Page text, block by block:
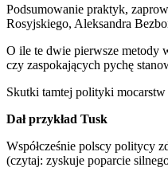
Podsumowanie praktyk,
Rosyjskiego, Aleksandra
O ile te dwie pierwsze metody
czy zaspokających pychę
Skutki tamtej polityki
Dał przykład Tusk
Współcześnie polscy politycy
(czytaj: zyskuje poparcie